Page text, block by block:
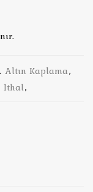
, Altın Kaplama,
Ithal,